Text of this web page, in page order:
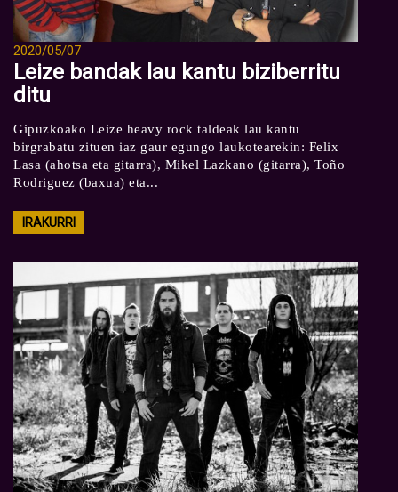
2020/05/07
Leize bandak lau kantu biziberritu
ditu
Gipuzkoako Leize heavy rock taldeak lau kantu
birgrabatu zituen iaz gaur egungo laukotearekin: Felix
Lasa (ahotsa eta gitarra), Mikel Lazkano (gitarra), Toño
Rodriguez (baxua) eta...
IRAKURRI